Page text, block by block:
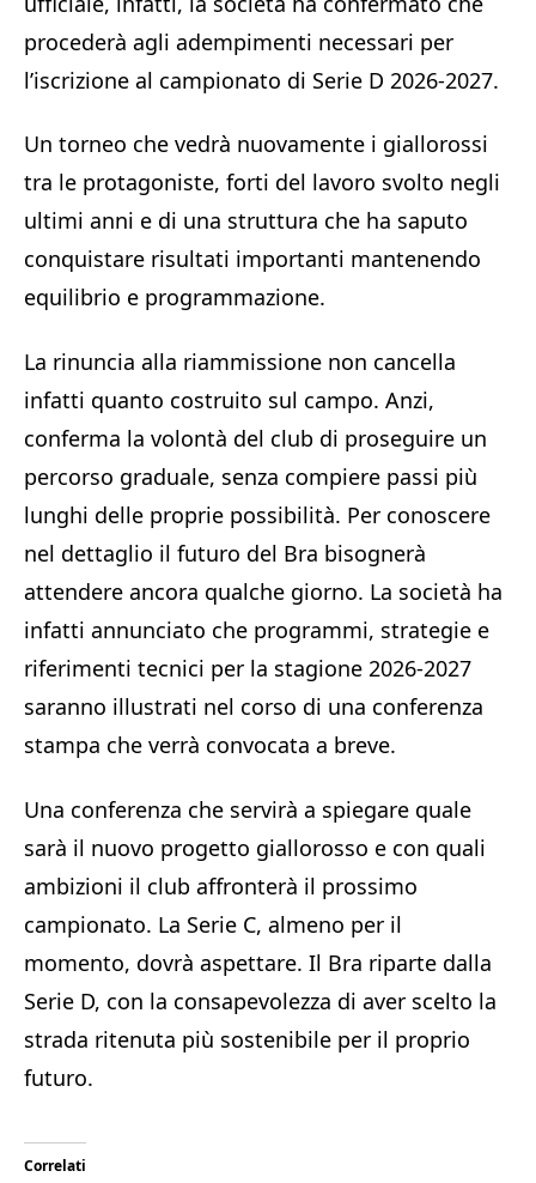
procederà agli adempimenti necessari per
l’iscrizione al campionato di Serie D 2026-2027.
Un torneo che vedrà nuovamente i giallorossi
tra le protagoniste, forti del lavoro svolto negli
ultimi anni e di una struttura che ha saputo
conquistare risultati importanti mantenendo
equilibrio e programmazione.
La rinuncia alla riammissione non cancella
infatti quanto costruito sul campo. Anzi,
conferma la volontà del club di proseguire un
percorso graduale, senza compiere passi più
lunghi delle proprie possibilità. Per conoscere
nel dettaglio il futuro del Bra bisognerà
attendere ancora qualche giorno. La società ha
infatti annunciato che programmi, strategie e
riferimenti tecnici per la stagione 2026-2027
saranno illustrati nel corso di una conferenza
stampa che verrà convocata a breve.
Una conferenza che servirà a spiegare quale
sarà il nuovo progetto giallorosso e con quali
ambizioni il club affronterà il prossimo
campionato. La Serie C, almeno per il
momento, dovrà aspettare. Il Bra riparte dalla
Serie D, con la consapevolezza di aver scelto la
strada ritenuta più sostenibile per il proprio
futuro.
Correlati